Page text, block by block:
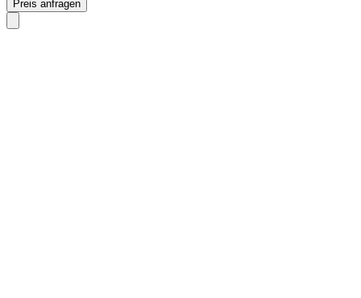
Preis anfragen